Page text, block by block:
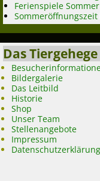
Ferienspiele
Das Tiergehege
Bildergalerie
Das Leitbild
Historie
Shop
Unser Team
Stellenangebote
Impressum
Datenschutzerklärung